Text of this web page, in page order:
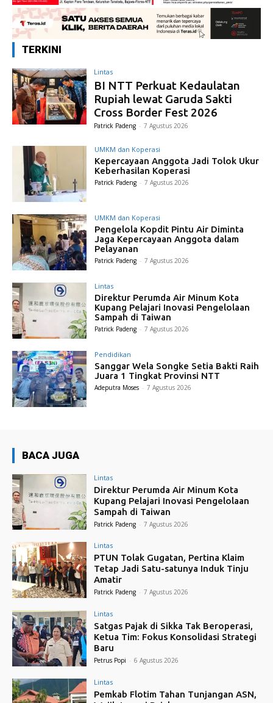
TERKINI
Lintas
BI NTT Perkuat Kedaulatan
Rupiah lewat Garuda Sakti
Cross Border Fest 2026
Patrick Padeng - 7 Agustus 2026
UMKM dan Koperasi
Kepercayaan Anggota Jadi Tolok Ukur
Keberhasilan Koperasi
Patrick Padeng - 7 Agustus 2026
UMKM dan Koperasi
Pengelola Kopdit Pintu Air Diminta
Jaga Kepercayaan Anggota dalam
Pelayanan
Patrick Padeng - 7 Agustus 2026
Lintas
Direktur Perumda Air Minum Kota
Kupang Pelajari Inovasi Pengelolaan
Sampah di Taiwan
Patrick Padeng - 7 Agustus 2026
Pendidikan
Sanggar Wela Songke Setia Bakti Raih
Juara 1 Tingkat Provinsi NTT
Adeputra Moses - 7 Agustus 2026
BACA JUGA
Lintas
Direktur Perumda Air Minum Kota
Kupang Pelajari Inovasi Pengelolaan
Sampah di Taiwan
Patrick Padeng - 7 Agustus 2026
Lintas
PTUN Tolak Gugatan, Pertina Klaim
Tetap Jadi Satu-satunya Induk Tinju
Amatir
Patrick Padeng - 7 Agustus 2026
Lintas
Satgas Pajak di Sikka Tak Beroperasi,
Ketua Tim: Fokus Konsolidasi Strategi
Baru
Petrus Popi - 6 Agustus 2026
Lintas
Pemkab Flotim Tahan Tunjangan ASN,